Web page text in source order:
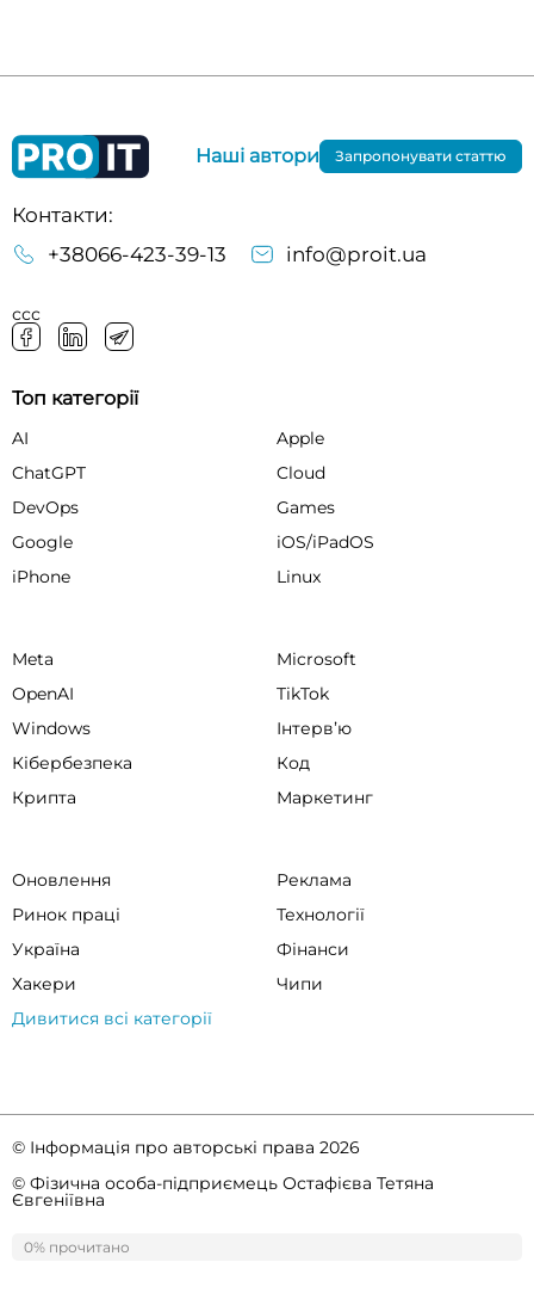
0% прочитано
0%
Контакти:
+38066-423-39-13
info@proit.ua
ссс
Наші автори Запропонувати статтю
Топ категорії
AI
Apple
ChatGPT
Cloud
DevOps
Games
Google
iOS/iPadOS
iPhone
Linux
Meta
Microsoft
OpenAI
TikTok
Windows
Інтервʼю
Кібербезпека
Код
Крипта
Маркетинг
Оновлення
Реклама
Ринок праці
Технології
Україна
Фінанси
Хакери
Чипи
Дивитися всі категорії
© Інформація про авторські права 2026
© Фізична особа-підприємець Остафієва Тетяна
Євгеніївна
Правила спільноти